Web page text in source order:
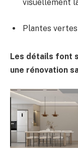
visuellement
Plantes
Les détails font
une rénovation